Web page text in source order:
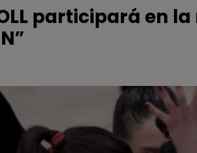
participará en